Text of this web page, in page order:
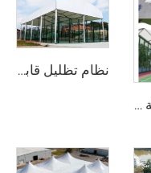
حلول مخصصة لملاعب البادل البانورامية ذات الجدران الزجاجية | مظلة رياضية من الفولاذ والألمنيوم مزودة بغطاء ظليل لمشاريع العمل في جميع الأحوال الجوية
نظام تظليل قابل للتركيب لملاعب البدل | هيكل رياضي بانورامي عالي المتانة للاستخدام طوال العام